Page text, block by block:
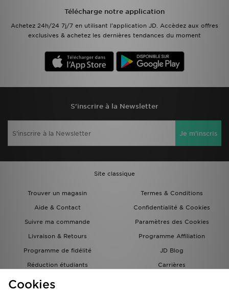
Télécharge notre application
Achetez 24h/24 7j/7 en utilisant l'application JD. Accèdez aux offres
exclusives & achetez les dernières tendances du moment
S'inscrire à la Newsletter
Je m'inscris
Site classique
Trouver un magasin
Termes & Conditions
Aide & Contact
Confidentialité & Cookies
Suivre ma commande
Paramètres des Cookies
Livraison & Retours
Programme Affiliation
Programme de fidélité
JD Blog
Réduction étudiants
Carrières
Carte Cadeau
Cookies